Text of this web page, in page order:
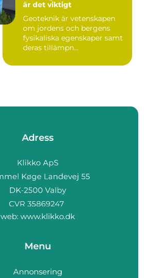
är det viktigt
Geoteknik är vetenskapen
om jordens och bergens
fysikaliska egenskaper samt
deras tillämpn...
Adress
web: www.klikko.dk
Menu
Annonsering